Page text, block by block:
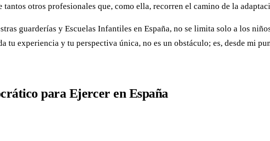
otros profesionales que, como ella, recorren el camino de la
guarderías y Escuelas Infantiles en España, no se limita solo a los
tu experiencia y tu perspectiva única, no es un obstáculo; es, desde mi
para Ejercer en España